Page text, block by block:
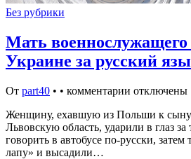
Без рубрики
Мать
Украине за русский
От part40 • • комментарии отключены
Женщину, ехавшую из Польши к
Львовскую область, ударили в глаз за
говорить в автобусе по-русски,
лапу» и высадили…